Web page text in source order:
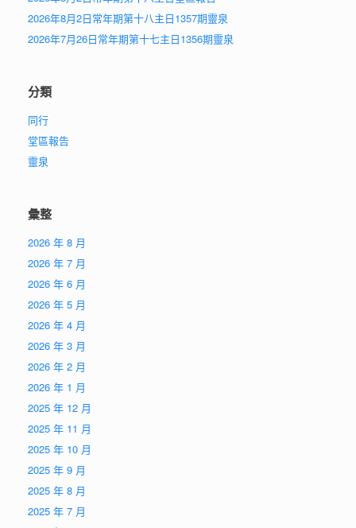
2026年8月2日常年期第十八主日1357期靈泉
2026年7月26日常年期第十七主日1356期靈泉
分類
同行
堂區報告
靈泉
彙整
2026 年 8 月
2026 年 7 月
2026 年 6 月
2026 年 5 月
2026 年 4 月
2026 年 3 月
2026 年 2 月
2026 年 1 月
2025 年 12 月
2025 年 11 月
2025 年 10 月
2025 年 9 月
2025 年 8 月
2025 年 7 月